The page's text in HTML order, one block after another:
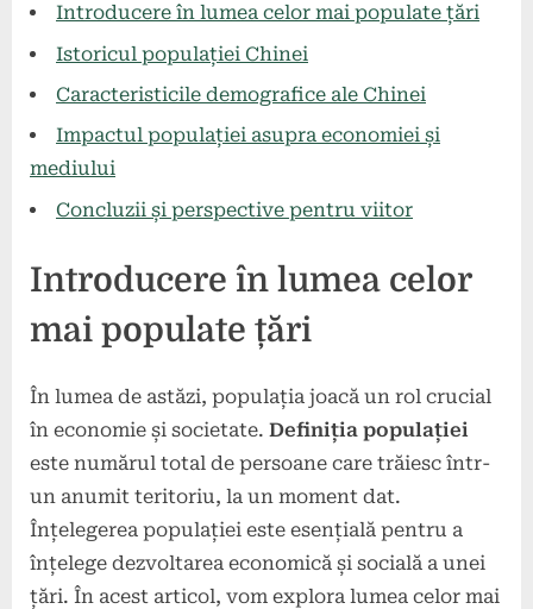
Introducere în lumea celor mai populate țări
Istoricul populației Chinei
Caracteristicile demografice ale Chinei
Impactul populației asupra economiei și
mediului
Concluzii și perspective pentru viitor
Introducere în lumea celor
mai populate țări
În lumea de astăzi, populația joacă un rol crucial
în economie și societate. Definiția populației
este numărul total de persoane care trăiesc într-
un anumit teritoriu, la un moment dat.
Înțelegerea populației este esențială pentru a
înțelege dezvoltarea economică și socială a unei
țări. În acest articol, vom explora lumea celor mai